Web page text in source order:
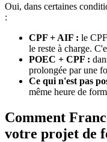
Oui, dans certaines
:
CPF + AIF : le
le reste à charge.
POEC + CPF :
prolongée par une
Ce qui n'est pas
même heure de
Comment
votre projet de